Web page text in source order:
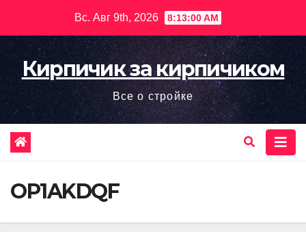
содержимому
Вс. Авг 9th, 2026 8:13:01 AM
Кирпичик за кирпичиком
Все о стройке
OP1AKDQF